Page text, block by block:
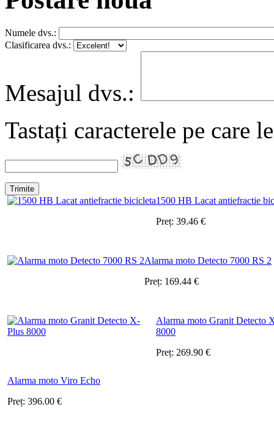
Numele dvs.:
Clasificarea dvs.:
Mesajul dvs.:
Tastați caracterele pe care
1500 HB Lacat antiefractie
Preț: 39.46 €
Alarma moto Detecto 7000 RS 2
Preț: 169.44 €
Alarma moto Granit Detecto
8000
Preț: 269.90 €
Alarma moto Viro Echo
Preț: 396.00 €